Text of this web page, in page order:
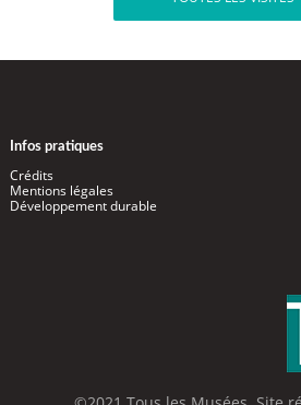
Infos pratiques
Crédits
Mentions légales
Développement durable